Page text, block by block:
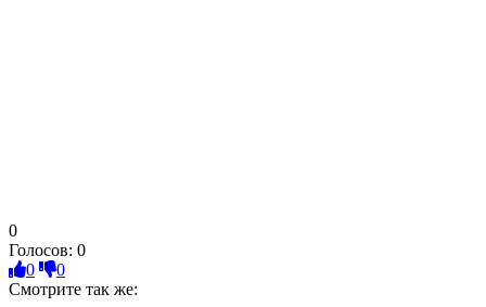
0
Голосов: 0
0
0
Смотрите так же: